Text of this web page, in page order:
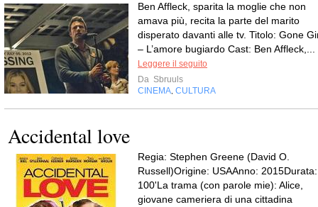
Ben Affleck, sparita la moglie che non
amava più, recita la parte del marito
disperato davanti alle tv. Titolo: Gone
– L’amore bugiardo Cast: Ben Affleck,...
Leggere il seguito
Da Sbruuls
CINEMA CULTURA
Accidental love
Regia: Stephen Greene (David O.
Russell)Origine: USAAnno: 2015Durata:
100'La trama (con parole mie): Alice,
giovane cameriera di una cittadina